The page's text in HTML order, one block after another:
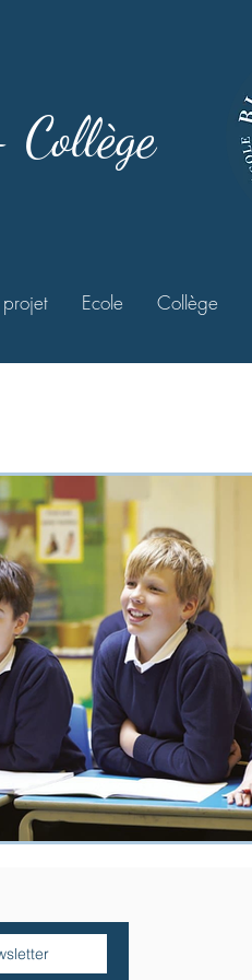
Collège
Ecole Collège